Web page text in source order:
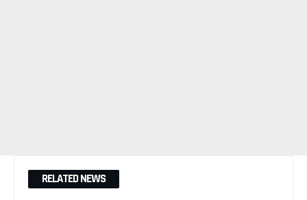
RELATED NEWS